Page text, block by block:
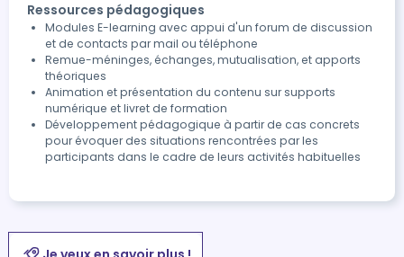
Ressources pédagogiques
Modules E-learning avec appui d'un forum de discussion
et de contacts par mail ou téléphone
Remue-méninges, échanges, mutualisation, et apports
théoriques
Animation et présentation du contenu sur supports
numérique et livret de formation
Développement pédagogique à partir de cas concrets
pour évoquer des situations rencontrées par les
participants dans le cadre de leurs activités habituelles